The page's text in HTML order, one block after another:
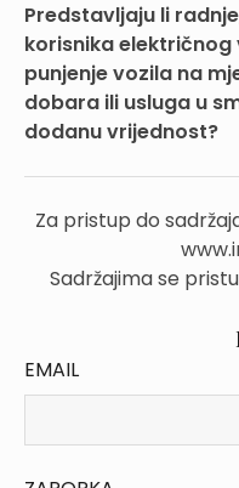
Predstavljaju li
korisnika električnog
punjenje vozila na
dobara ili usluga u
dodanu vrijednost?
Za pristup do
Sadržajima se
EMAIL